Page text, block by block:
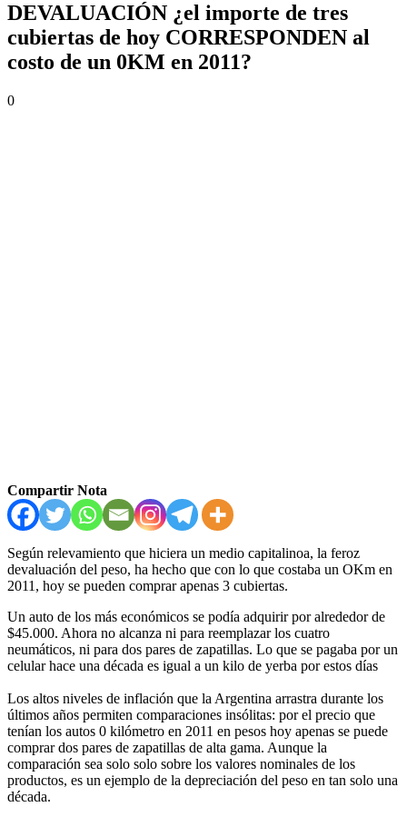
DEVALUACIÓN ¿el importe de tres
cubiertas de hoy CORRESPONDEN al
costo de un 0KM en 2011?
0
Compartir Nota
Según relevamiento que hiciera un medio capitalinoa, la feroz
devaluación del peso, ha hecho que con lo que costaba un OKm en
2011, hoy se pueden comprar apenas 3 cubiertas.
Un auto de los más económicos se podía adquirir por alrededor de
$45.000. Ahora no alcanza ni para reemplazar los cuatro
neumáticos, ni para dos pares de zapatillas. Lo que se pagaba por un
celular hace una década es igual a un kilo de yerba por estos días
Los altos niveles de inflación que la Argentina arrastra durante los
últimos años permiten comparaciones insólitas: por el precio que
tenían los autos 0 kilómetro en 2011 en pesos hoy apenas se puede
comprar dos pares de zapatillas de alta gama. Aunque la
comparación sea solo solo sobre los valores nominales de los
productos, es un ejemplo de la depreciación del peso en tan solo una
década.